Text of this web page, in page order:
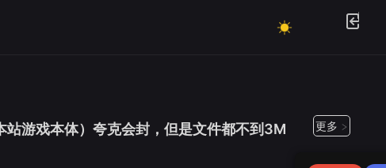
游戏本体）夸克会封，但是文件都不到3M 更多 >